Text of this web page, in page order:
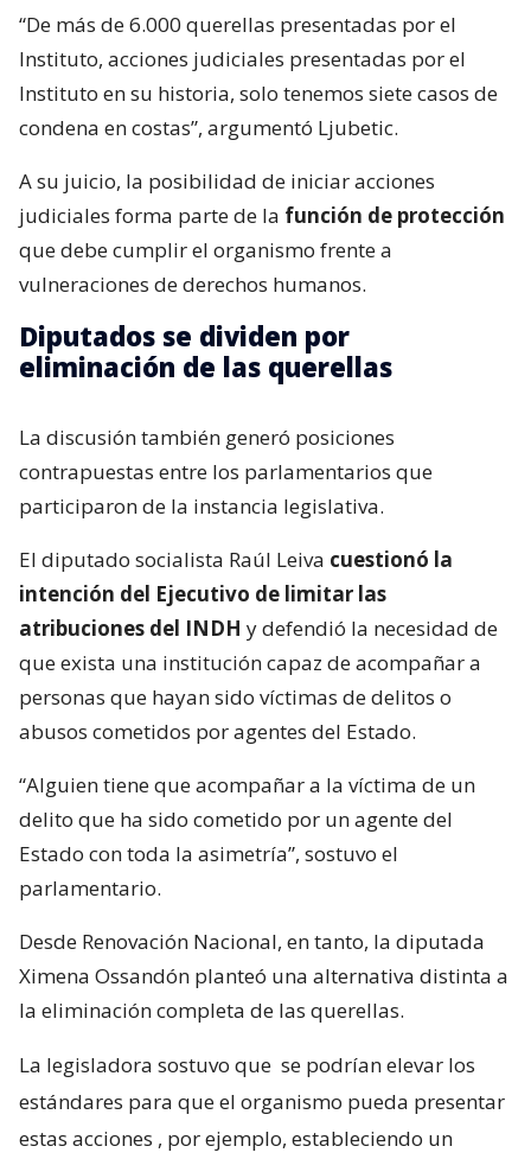
“De más de 6.000 querellas presentadas por el
Instituto, acciones judiciales presentadas por el
Instituto en su historia, solo tenemos siete casos de
condena en costas”, argumentó Ljubetic.
A su juicio, la posibilidad de iniciar acciones
judiciales forma parte de la función de protección
que debe cumplir el organismo frente a
vulneraciones de derechos humanos.
Diputados se dividen por
eliminación de las querellas
La discusión también generó posiciones
contrapuestas entre los parlamentarios que
participaron de la instancia legislativa.
El diputado socialista Raúl Leiva cuestionó la
intención del Ejecutivo de limitar las
atribuciones del INDH y defendió la necesidad de
que exista una institución capaz de acompañar a
personas que hayan sido víctimas de delitos o
abusos cometidos por agentes del Estado.
“Alguien tiene que acompañar a la víctima de un
delito que ha sido cometido por un agente del
Estado con toda la asimetría”, sostuvo el
parlamentario.
Desde Renovación Nacional, en tanto, la diputada
Ximena Ossandón planteó una alternativa distinta a
la eliminación completa de las querellas.
La legisladora sostuvo que se podrían elevar los
estándares para que el organismo pueda presentar
estas acciones , por ejemplo, estableciendo un